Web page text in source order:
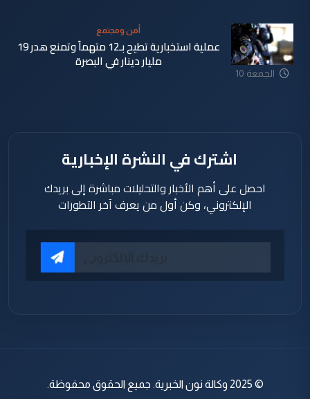
الجمعة 10
أمن ومجتمع
عملية استخبارية تطيح بـ12 متهماً وتمنع هدر 19
مليار دينار في البصرة
اشترك في النشرة الإخبارية
احصل على أهم الأخبار والتحليلات مباشرة إلى بريدك
الإلكتروني، وكن أول من يعرف آخر التطورات
© 2025 وكالة نون الخبرية. جميع الحقوق محفوظة.